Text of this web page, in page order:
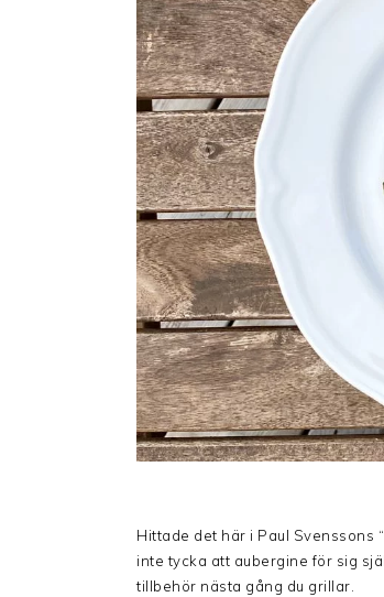
Hittade det här i Paul Svenssons
inte tycka att aubergine för sig
tillbehör nästa gång du grillar.